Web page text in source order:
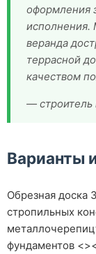
оформления
исполнения.
веранда
террасной
качеством
— строитель
Варианты
Обрезная доска
стропильных
фундаментов